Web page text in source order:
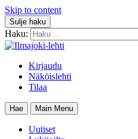
Skip to content
Sulje haku
Haku:
Kirjaudu
Näköislehti
Tilaa
Hae Main Menu
Uutiset